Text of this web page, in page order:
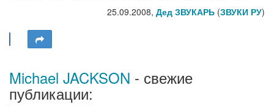
25.09.2008, Дед ЗВУКАРЬ (ЗВУКИ РУ)
Michael JACKSON - свежие
публикации: